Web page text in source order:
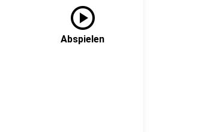
play_circle
Abspielen